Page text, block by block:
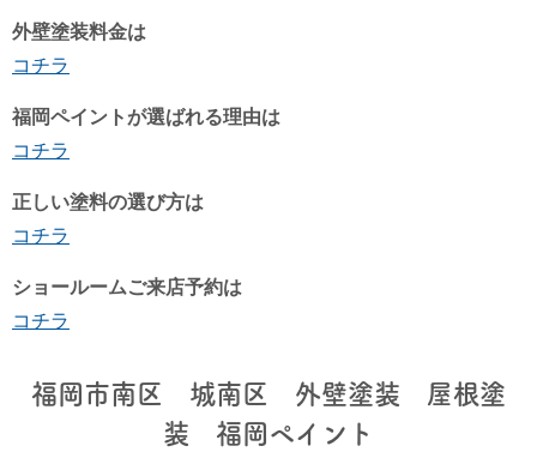
外壁塗装料金は
コチラ
福岡ペイントが選ばれる理由は
コチラ
正しい塗料の選び方は
コチラ
ショールームご来店予約は
コチラ
福岡市南区 城南区 外壁塗装 屋根塗
装 福岡ペイント